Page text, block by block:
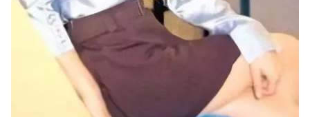
almak için lütfentıklayınız.